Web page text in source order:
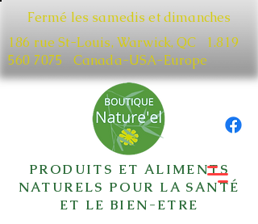
Fermé les samedis et dimanches
186 rue St-Louis, Warwick, QC​ 1.819
560 7075
Canada-USA-Europe
PRODUITS ET ALIMENTS
NATURELS POUR LA SANTÉ
ET LE BIEN-ETRE